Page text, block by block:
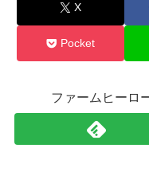
X
Pocket
ファームヒーロ